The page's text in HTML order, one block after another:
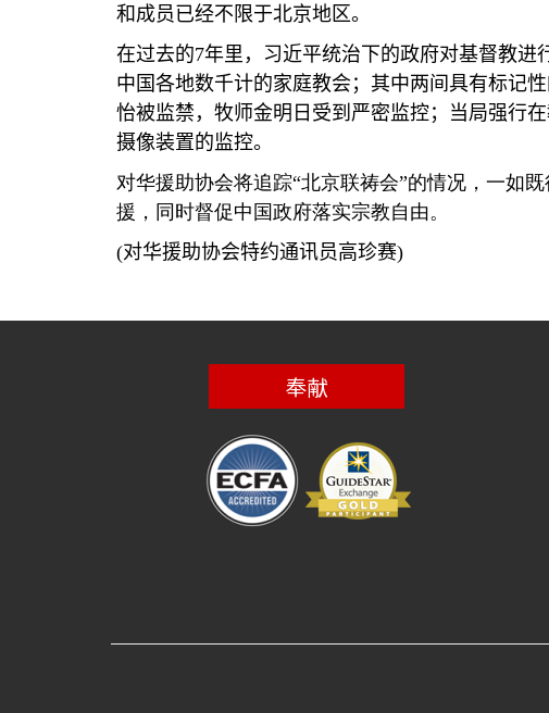
和成员已经不限于北京地区。
在过去的7年里，习近平统治下的政府对基督教进
中国各地数千计的家庭教会；其中两间具有标记
怡被监禁，牧师金明日受到严密监控；当局强行
摄像装置的监控。
对华援助协会将追踪“北京联祷会”的情况，一如
援，同时督促中国政府落实宗教自由。
(对华援助协会特约通讯员高珍赛)
奉献